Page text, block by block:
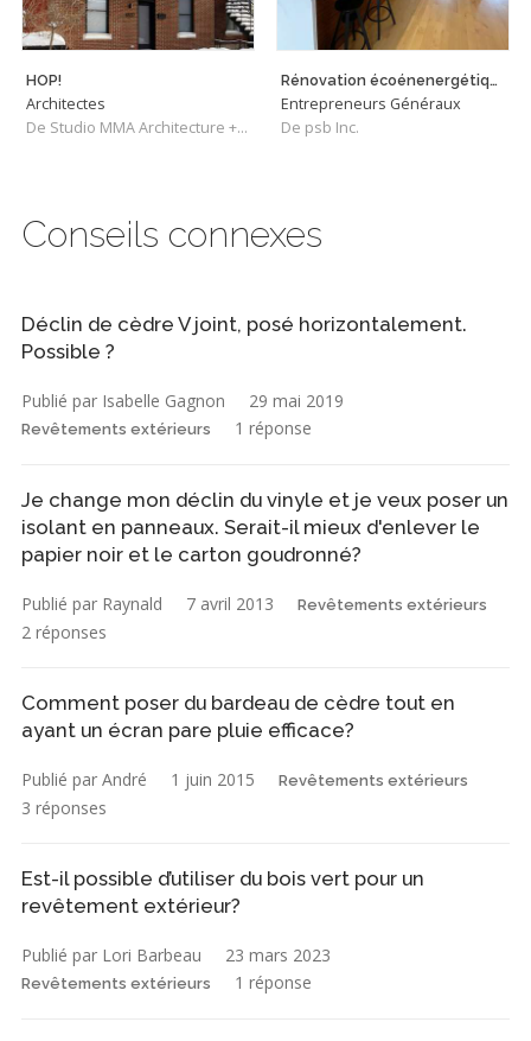
HOP!
Architectes
De Studio MMA Architecture + Design
Rénovation écoénenergétique Triplex - Verdun
Entrepreneurs Généraux
De psb Inc.
Conseils connexes
Déclin de cèdre V joint, posé horizontalement.
Possible ?
Publié par Isabelle Gagnon 29 mai 2019
Revêtements extérieurs 1 réponse
Je change mon déclin du vinyle et je veux poser un
isolant en panneaux. Serait-il mieux d'enlever le
papier noir et le carton goudronné?
Publié par Raynald 7 avril 2013 Revêtements extérieurs
2 réponses
Comment poser du bardeau de cèdre tout en
ayant un écran pare pluie efficace?
Publié par André 1 juin 2015 Revêtements extérieurs
3 réponses
Est-il possible d’utiliser du bois vert pour un
revêtement extérieur?
Publié par Lori Barbeau 23 mars 2023
Revêtements extérieurs 1 réponse